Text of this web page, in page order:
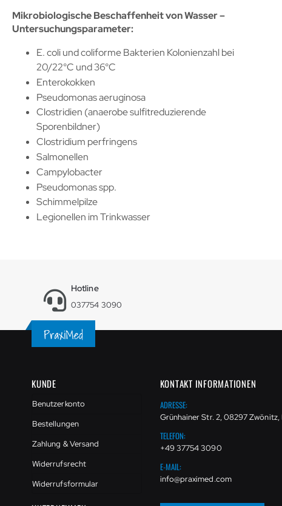
Mikrobiologische Beschaffenheit von Wasser –
Untersuchungsparameter:
E. coli und coliforme Bakterien Kolonienzahl bei
20/22°C und 36°C
Enterokokken
Pseudomonas aeruginosa
Clostridien (anaerobe sulfitreduzierende
Sporenbildner)
Clostridium perfringens
Salmonellen
Campylobacter
Pseudomonas spp.
Schimmelpilze
Legionellen im Trinkwasser
Hotline
037754 3090
KUNDE
Benutzerkonto
Bestellungen
Zahlung & Versand
Widerrufsrecht
Widerrufsformular
KONTAKT INFORMATIONEN
ADRESSE:
Grünhainer Str. 2, 08297 Zwönitz,
TELEFON:
+49 37754 3090
E-MAIL:
info@praximed.com